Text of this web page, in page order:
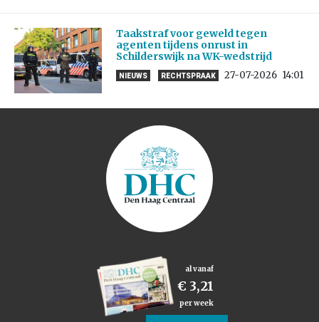
Taakstraf voor geweld tegen
agenten tijdens onrust in
Schilderswijk na WK-wedstrijd
NIEUWS RECHTSPRAAK 27-07-2026 14:01
al vanaf
€ 3,21
per week